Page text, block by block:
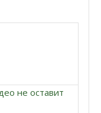
не оставит